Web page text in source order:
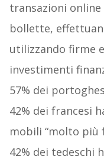
transazioni
bollette,
utilizzando firme
investimenti
57% dei
42% dei francesi
mobili “molto più
42% dei tedeschi